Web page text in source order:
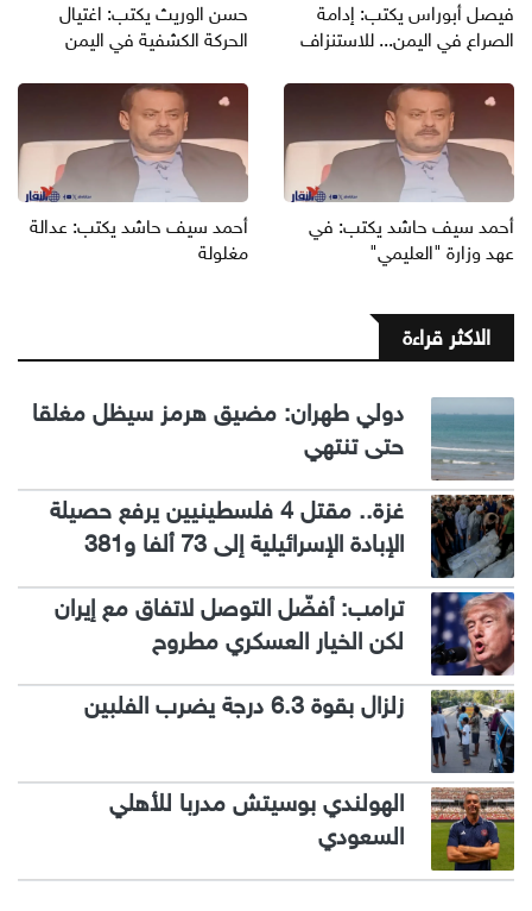
فيصل أبوراس يكتب: إدامة
الصراع في اليمن... للاستنزاف
حسن الوريث يكتب: اغتيال
الحركة الكشفية في اليمن
أحمد سيف حاشد يكتب: في
عهد وزارة "العليمي"
أحمد سيف حاشد يكتب: عدالة
مغلولة
الاكثر قراءة
دولي طهران: مضيق هرمز سيظل مغلقا
حتى تنتهي
غزة.. مقتل 4 فلسطينيين يرفع حصيلة
الإبادة الإسرائيلية إلى 73 ألفا و381
ترامب: أفضّل التوصل لاتفاق مع إيران
لكن الخيار العسكري مطروح
زلزال بقوة 6.3 درجة يضرب الفلبين
الهولندي بوسيتش مدربا للأهلي
السعودي